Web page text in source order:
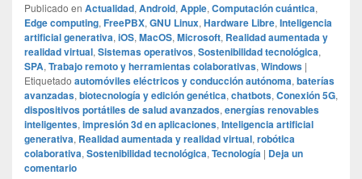
Publicado en Actualidad, Android, Apple, Computación cuántica,
Edge computing, FreePBX, GNU Linux, Hardware Libre, Inteligencia
artificial generativa, iOS, MacOS, Microsoft, Realidad aumentada y
realidad virtual, Sistemas operativos, Sostenibilidad tecnológica,
SPA, Trabajo remoto y herramientas colaborativas, Windows |
Etiquetado automóviles eléctricos y conducción autónoma, baterías
avanzadas, biotecnología y edición genética, chatbots, Conexión 5G,
dispositivos portátiles de salud avanzados, energías renovables
inteligentes, impresión 3d en aplicaciones, Inteligencia artificial
generativa, Realidad aumentada y realidad virtual, robótica
colaborativa, Sostenibilidad tecnológica, Tecnología | Deja un
comentario